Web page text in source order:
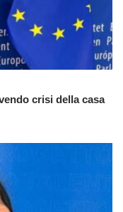
crisi della casa